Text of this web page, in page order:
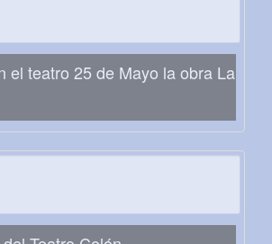
el teatro 25 de Mayo la obra La